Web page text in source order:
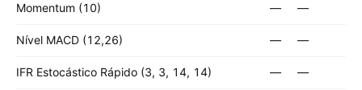
Momentum (10) — —
Nível MACD (12,26) — —
IFR Estocástico Rápido (3, 3, 14, 14) — —